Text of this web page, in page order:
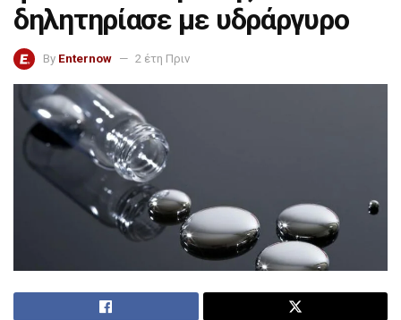
δηλητηρίασε με υδράργυρο
By Enternow 2 έτη Πριν